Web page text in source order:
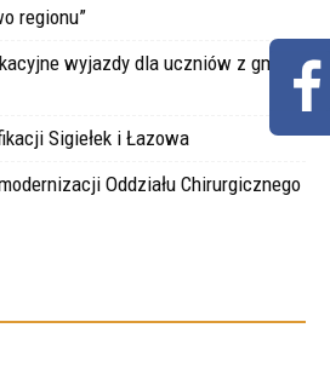
regionu”
wyjazdy dla uczniów z gminy
Sigiełek i Łazowa
Oddziału Chirurgicznego